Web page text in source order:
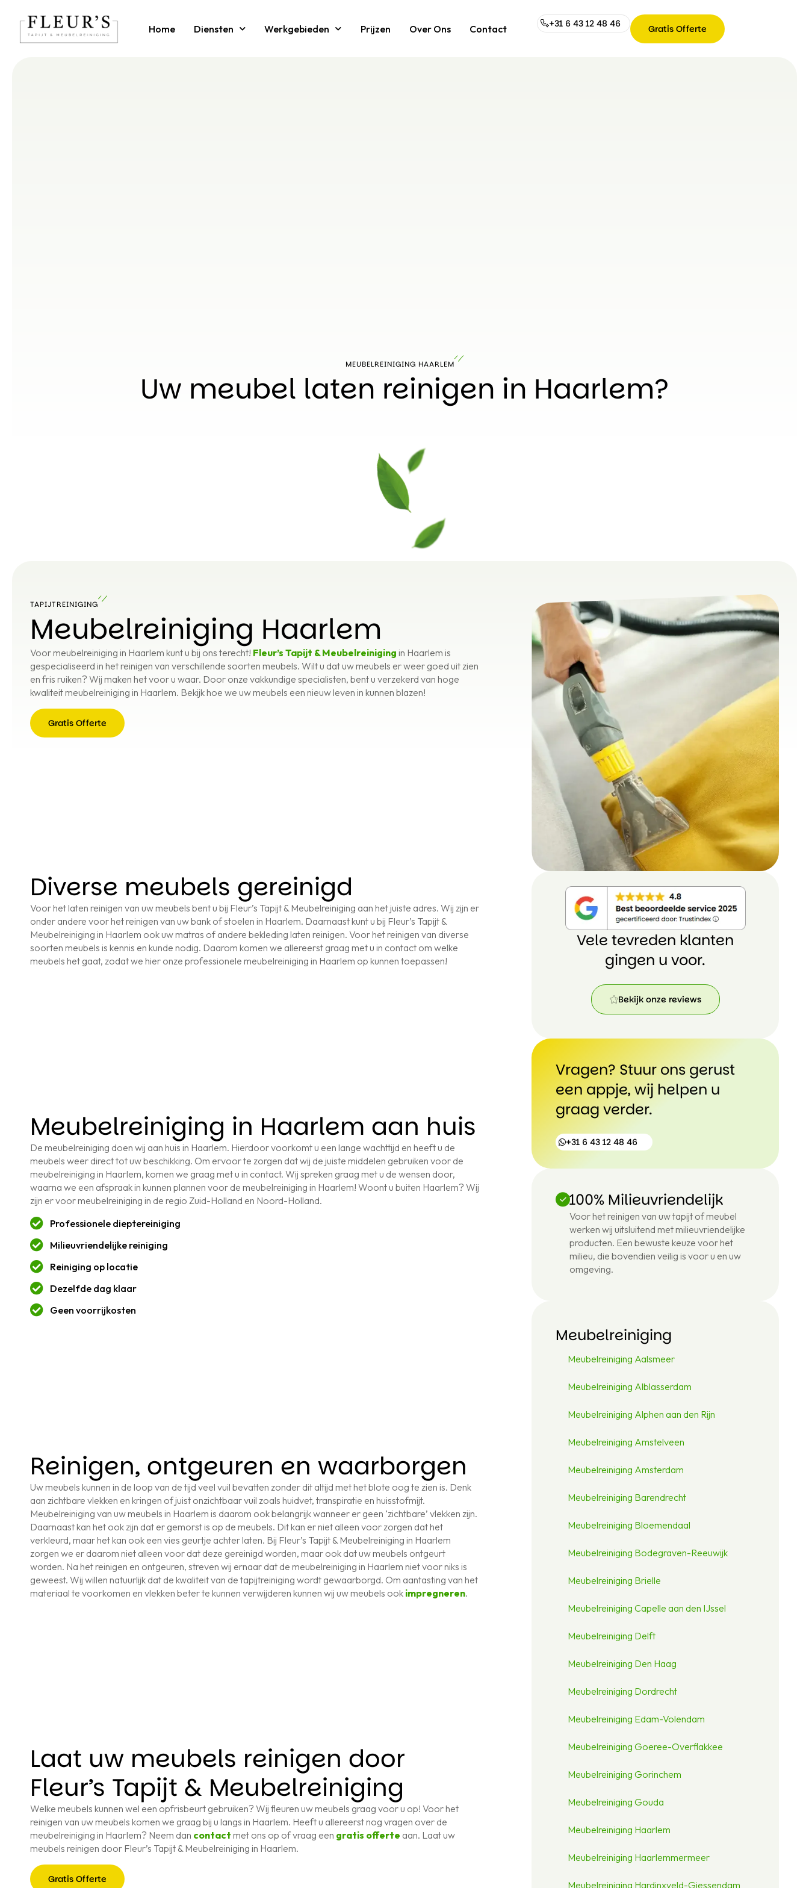
Home Diensten Werkgebieden Prijzen Over Ons Contact +31 6 43 12 48 46
Gratis Offerte
MEUBELREINIGING HAARLEM
Uw meubel laten reinigen in Haarlem?
TAPIJTREINIGING
Meubelreiniging Haarlem
Voor meubelreiniging in Haarlem kunt u bij ons terecht! Fleur’s Tapijt & Meubelreiniging in Haarlem is
gespecialiseerd in het reinigen van verschillende soorten meubels. Wilt u dat uw meubels er weer goed uit zien
en fris ruiken? Wij maken het voor u waar. Door onze vakkundige specialisten, bent u verzekerd van hoge
kwaliteit meubelreiniging in Haarlem. Bekijk hoe we uw meubels een nieuw leven in kunnen blazen!
Gratis Offerte
Diverse meubels gereinigd
Voor het laten reinigen van uw meubels bent u bij Fleur’s Tapijt & Meubelreiniging aan het juiste adres. Wij zijn er
onder andere voor het reinigen van uw bank of stoelen in Haarlem. Daarnaast kunt u bij Fleur’s Tapijt &
Meubelreiniging in Haarlem ook uw matras of andere bekleding laten reinigen. Voor het reinigen van diverse
soorten meubels is kennis en kunde nodig. Daarom komen we allereerst graag met u in contact om welke
meubels het gaat, zodat we hier onze professionele meubelreiniging in Haarlem op kunnen toepassen!
Meubelreiniging in Haarlem aan huis
De meubelreiniging doen wij aan huis in Haarlem. Hierdoor voorkomt u een lange wachttijd en heeft u de
meubels weer direct tot uw beschikking. Om ervoor te zorgen dat wij de juiste middelen gebruiken voor de
meubelreiniging in Haarlem, komen we graag met u in contact. Wij spreken graag met u de wensen door,
waarna we een afspraak in kunnen plannen voor de meubelreiniging in Haarlem! Woont u buiten Haarlem? Wij
zijn er voor meubelreiniging in de regio Zuid-Holland en Noord-Holland.
Professionele dieptereiniging
Milieuvriendelijke reiniging
Reiniging op locatie
Dezelfde dag klaar
Geen voorrijkosten
Reinigen, ontgeuren en waarborgen
Uw meubels kunnen in de loop van de tijd veel vuil bevatten zonder dit altijd met het blote oog te zien is. Denk
aan zichtbare vlekken en kringen of juist onzichtbaar vuil zoals huidvet, transpiratie en huisstofmijt.
Meubelreiniging van uw meubels in Haarlem is daarom ook belangrijk wanneer er geen ‘zichtbare’ vlekken zijn.
Daarnaast kan het ook zijn dat er gemorst is op de meubels. Dit kan er niet alleen voor zorgen dat het
verkleurd, maar het kan ook een vies geurtje achter laten. Bij Fleur’s Tapijt & Meubelreiniging in Haarlem
zorgen we er daarom niet alleen voor dat deze gereinigd worden, maar ook dat uw meubels ontgeurt
worden. Na het reinigen en ontgeuren, streven wij ernaar dat de meubelreiniging in Haarlem niet voor niks is
geweest. Wij willen natuurlijk dat de kwaliteit van de tapijtreiniging wordt gewaarborgd. Om aantasting van het
materiaal te voorkomen en vlekken beter te kunnen verwijderen kunnen wij uw meubels ook impregneren.
Laat uw meubels reinigen door
Fleur’s Tapijt & Meubelreiniging
Welke meubels kunnen wel een opfrisbeurt gebruiken? Wij fleuren uw meubels graag voor u op! Voor het
reinigen van uw meubels komen we graag bij u langs in Haarlem. Heeft u allereerst nog vragen over de
meubelreiniging in Haarlem? Neem dan contact met ons op of vraag een gratis offerte aan. Laat uw
meubels reinigen door Fleur’s Tapijt & Meubelreiniging in Haarlem.
Gratis Offerte
Vele tevreden klanten
gingen u voor.
Bekijk onze reviews
Vragen? Stuur ons gerust
een appje, wij helpen u
graag verder.
+31 6 43 12 48 46
+31
6
43
12
48
46
100% Milieuvriendelijk
Voor het reinigen van uw tapijt of meubel
werken wij uitsluitend met milieuvriendelijke
producten. Een bewuste keuze voor het
milieu, die bovendien veilig is voor u en uw
omgeving.
Meubelreiniging
Meubelreiniging Aalsmeer
Meubelreiniging Alblasserdam
Meubelreiniging Alphen aan den Rijn
Meubelreiniging Amstelveen
Meubelreiniging Amsterdam
Meubelreiniging Barendrecht
Meubelreiniging Bloemendaal
Meubelreiniging Bodegraven-Reeuwijk
Meubelreiniging Brielle
Meubelreiniging Capelle aan den IJssel
Meubelreiniging Delft
Meubelreiniging Den Haag
Meubelreiniging Dordrecht
Meubelreiniging Edam-Volendam
Meubelreiniging Goeree-Overflakkee
Meubelreiniging Gorinchem
Meubelreiniging Gouda
Meubelreiniging Haarlem
Meubelreiniging Haarlemmermeer
Meubelreiniging Hardinxveld-Giessendam